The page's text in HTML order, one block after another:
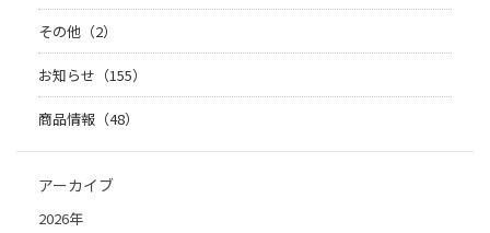
その他（2）
お知らせ（155）
商品情報（48）
アーカイブ
2026年